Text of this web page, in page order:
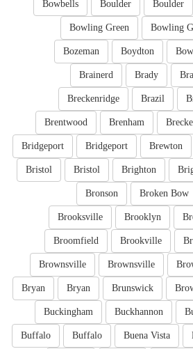
Boulder
Boulder
Bowbells
Bowling
Bowling Green
Boydton
Bozeman
Brady
Brainerd
Brazil
Breckenridge
Brenham
Brentwood
Brewton
Bridgeport
Bridgeport
Brighton
Bristol
Bristol
Broken Bow
Bronson
Brooklyn
Brooksville
Brookville
Broomfield
Brownsville
Brownsville
Brunswick
Bryan
Bryan
Buckhannon
Buckingham
Buena Vista
Buffalo
Buffalo